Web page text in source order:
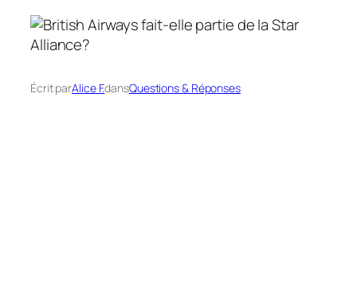
Écrit parAlice F.dansQuestions & Réponses